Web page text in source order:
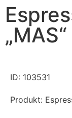
ID: 103531
Produkt: